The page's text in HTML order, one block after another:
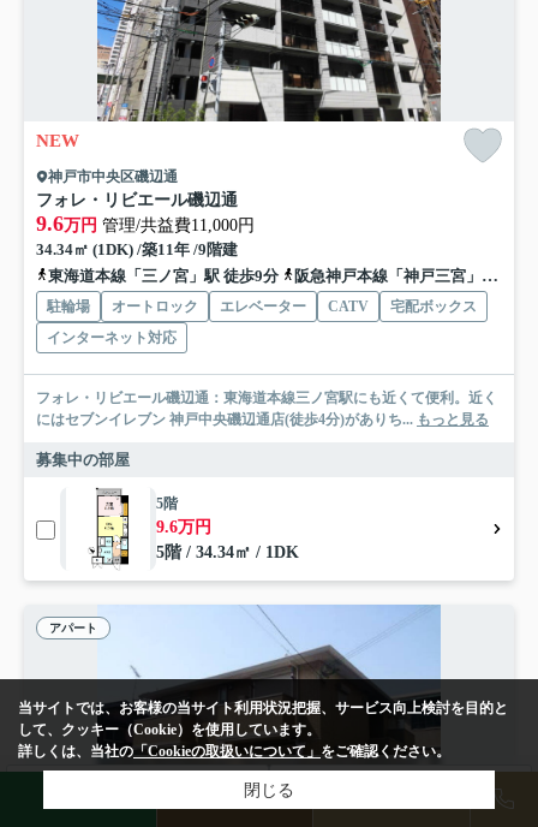
物件検索
NEW
神戸市中央区磯辺通
フォレ・リビエール磯辺通
9.6万円 管理/共益費11,000円
34.34㎡ (1DK) /築11年 /9階建
東海道本線「三ノ宮」駅 徒歩9分
阪急神戸本線「神戸三宮」駅 徒歩10分
駐輪場 オートロック エレベーター CATV
宅配ボックス
インターネット対応
フォレ・リビエール磯辺通：東海道本線三ノ宮駅にも近くて便利。近く
にはセブンイレブン 神戸中央磯辺通店(徒歩4分)がありち... もっと見る
募集中の部屋
5階
9.6万円
5階 / 34.34㎡ / 1DK
アパート
当サイトでは、お客様の当サイト利用状況把握、サービス向上検討を目的と
して、クッキー（Cookie）を使用しています。
詳しくは、当社の「Cookieの取扱いについて」 をご確認ください。
閉じる